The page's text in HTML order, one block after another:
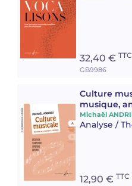
32,40 € TTC
GB9986
Culture
musique,
essentiels
Michaël
Analyse /
12,90 € TTC